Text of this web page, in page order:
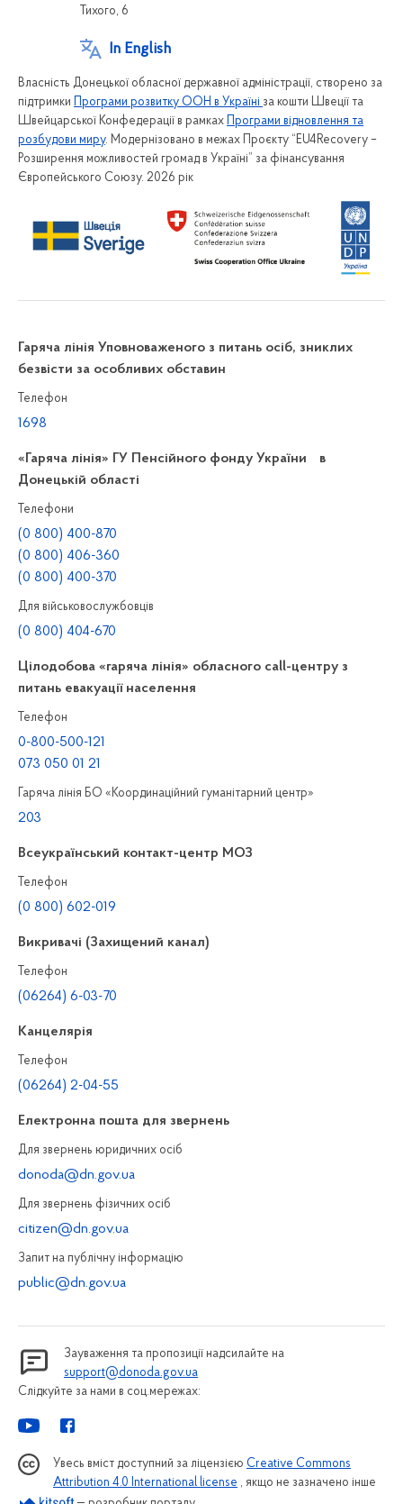
Тихого, 6
In English
Власність Донецької обласної державної адміністрації, створено за
підтримки
Програми розвитку ООН в Україні за кошти Швеції та
Швейцарської Конфедерації в рамках
Програми відновлення та
розбудови миру. Модернізовано в межах Проєкту “EU4Recovery –
Розширення можливостей громад в Україні” за фінансування
Європейського Союзу. 2026 рік
Гаряча лінія Уповноваженого з питань осіб, зниклих
безвісти за особливих обставин
Телефон
1698
«Гаряча лінія» ГУ Пенсійного фонду України в
Донецькій області
Телефони
(0 800) 400-870
(0 800) 406-360
(0 800) 400-370
Для військовослужбовців
(0 800) 404-670
Цілодобова «гаряча лінія» обласного call-центру з
питань евакуації населення
Телефон
0-800-500-121
073 050 01 21
Гаряча лінія БО «Координаційний гуманітарний центр»
203
Всеукраїнський контакт-центр МОЗ
Телефон
(0 800) 602-019
Викривачі (Захищений канал)
Телефон
(06264) 6-03-70
Канцелярiя
Телефон
(06264) 2-04-55
Електронна пошта для звернень
Для звернень юридичних осiб
donoda@dn.gov.ua
Для звернень фізичних осiб
citizen@dn.gov.ua
Запит на публiчну інформацiю
public@dn.gov.ua
Зауваження та пропозиції надсилайте на
support@donoda.gov.ua
Слідкуйте за нами в соц.мережах:
Увесь вміст доступний за ліцензією Creative Commons
Attribution 4.0 International license , якщо не зазначено інше